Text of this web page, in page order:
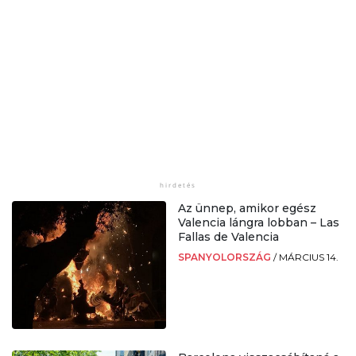
Az ünnep, amikor egész
Valencia lángra lobban – Las
Fallas de Valencia
SPANYOLORSZÁG / MÁRCIUS 14.